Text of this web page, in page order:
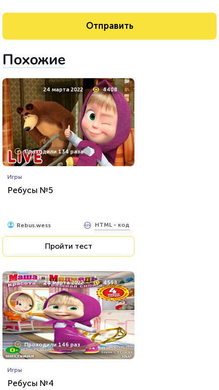
Похожие
24 марта 2022 4408
Проходили 134 раза
Игры
Ребусы №5
Rebus.wess HTML - код
Пройти тест
24 марта 2022 4598
Проходили 146 раз
Игры
Ребусы №4